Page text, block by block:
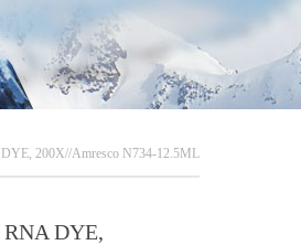
200X//Amresco N734-12.5ML
DYE,